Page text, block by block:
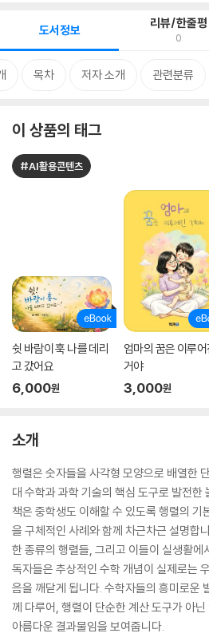
도서정보 리뷰/한줄평
0
목차 저자 소개 관련분류
이 상품의 태그
#AI활용콘텐츠
쉿 바람이 훅 나를 데리
고 갔어요
6,000원
엄마의 꿈은 이루
거야
3,000원
소개
행렬은 숫자들을 사각형 모양으로 배열한
대 수학과 과학 기술의 핵심 도구로 발전한
책은 중학생도 이해할 수 있도록 행렬의 기
을 구체적인 사례와 함께 차근차근 설명합
한 종류의 행렬들, 그리고 이들이 실생활에
독자들은 추상적인 수학 개념이 실제로는
음을 깨닫게 됩니다. 수학자들의 흥미로운
께 다루어, 행렬이 단순한 계산 도구가 아
아름다운 결과물임을 보여줍니다.